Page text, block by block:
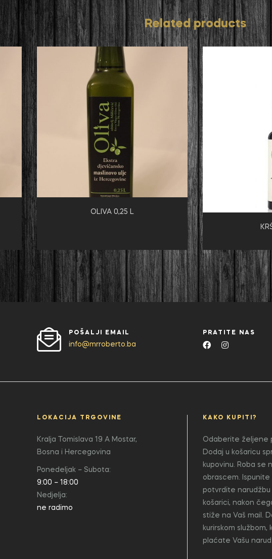
Related products
OLIVA 0,25 L
POŠALJI EMAIL
info@mrroberto.ba
PRATITE NAS
LOKACIJA TRGOVINE
Kralja Tomislava 19 A Mostar,
Bosna i Hercegovina
Ponedeljak – Subota:
9:00 – 18:00
Nedjelja:
ne radimo
KAKO KUPITI?
Odaberite željene
Dodaj u košaricu
kupovinu. Roba se
obrascem.
potvrdite narudžbu
košarici, nakon
stiže na Vaš mail.
kurirskom službom,
plaćate Vašu